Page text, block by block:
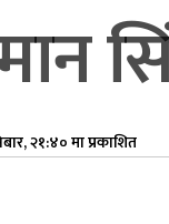
२१:४० मा प्रकाशित